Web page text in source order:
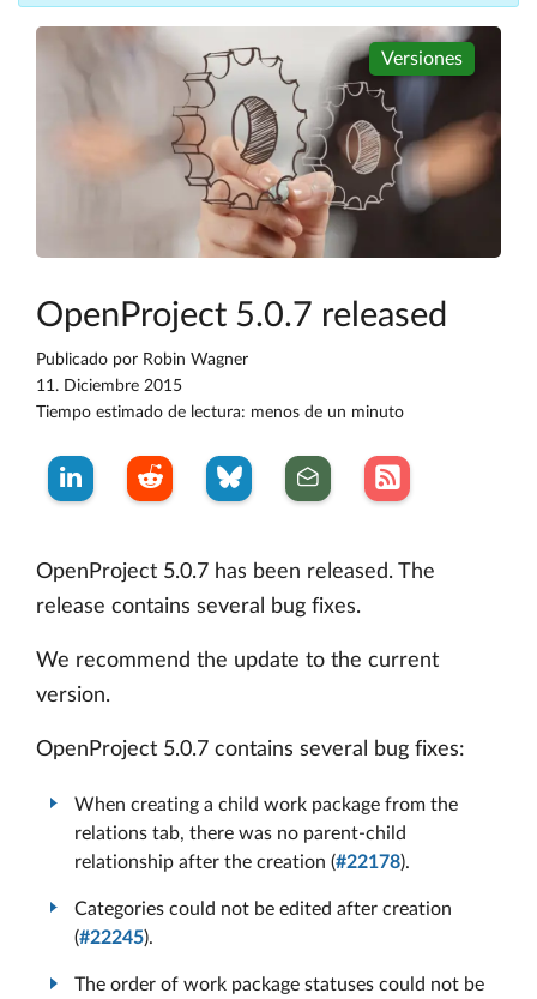
Versiones
OpenProject 5.0.7 released
Publicado por Robin Wagner
11. Diciembre 2015
Tiempo estimado de lectura: menos de un minuto
OpenProject 5.0.7 has been released. The
release contains several bug fixes.
We recommend the update to the current
version.
OpenProject 5.0.7 contains several bug fixes:
When creating a child work package from the
relations tab, there was no parent-child
relationship after the creation (#22178).
Categories could not be edited after creation
(#22245).
The order of work package statuses could not be